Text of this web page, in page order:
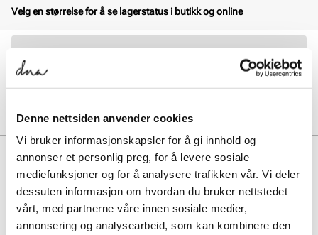
Denne nettsiden anvender cookies
Vi bruker informasjonskapsler for å gi innhold og
annonser et personlig preg, for å levere sosiale
mediefunksjoner og for å analysere trafikken vår. Vi deler
dessuten informasjon om hvordan du bruker nettstedet
vårt, med partnerne våre innen sosiale medier,
annonsering og analysearbeid, som kan kombinere den
Velg en størrelse for å se lagerstatus i butikk og online
BESKRIVELSE
Art. nr. 05867408
Lev. art. nrIX0702